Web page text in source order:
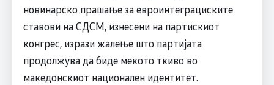
новинарско прашање за евроинтеграциските
ставови на СДСМ, изнесени на партискиот
конгрес, изрази жалење што партијата
продолжува да биде мекото ткиво во
македонскиот национален идентитет.